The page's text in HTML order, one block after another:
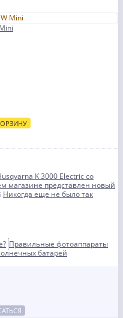
K 3000 Electric со
магазине представлен новый
Никогда еще не было так
Правильные фотоаппараты
батарей